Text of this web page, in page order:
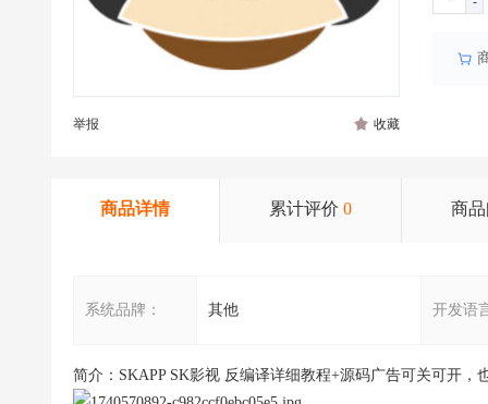
举报 收藏
商品详情 累计评价 0 商
系统品牌： 其他 开发语
简介：SKAPP SK影视 反编译详细教程+源码广告可关可开